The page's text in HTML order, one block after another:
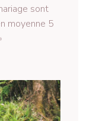
sont
moyenne 5